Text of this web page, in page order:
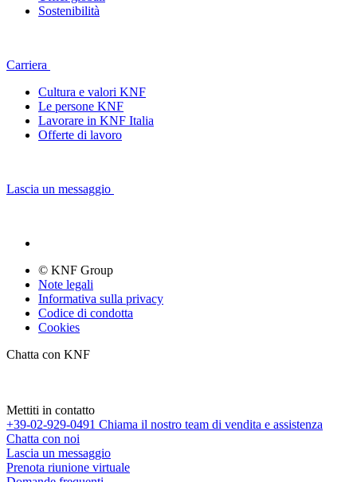
Sostenibilità
Carriera
Cultura e valori KNF
Le persone KNF
Lavorare in KNF Italia
Offerte di lavoro
Lascia un messaggio
© KNF Group
Note legali
Informativa sulla privacy
Codice di condotta
Cookies
Chatta con KNF
Mettiti in contatto
+39-02-929-0491 Chiama il nostro team di vendita e assistenza
Chatta con noi
Lascia un messaggio
Prenota riunione virtuale